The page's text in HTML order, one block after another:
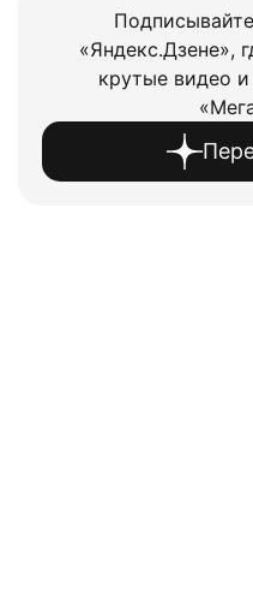
«Яндекс.Дзене»,
крутые видео